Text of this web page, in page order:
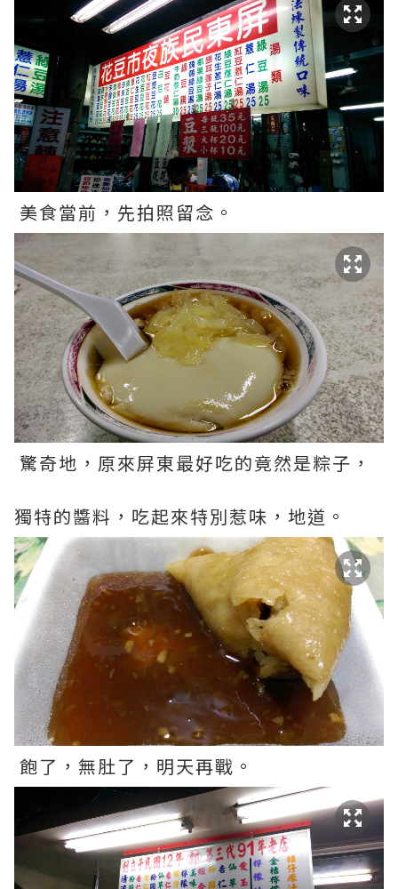
美食當前，先拍照留念。
驚奇地，原來屏東最好吃的竟然是粽子，
獨特的醬料，吃起來特別惹味，地道。
飽了，無肚了，明天再戰。